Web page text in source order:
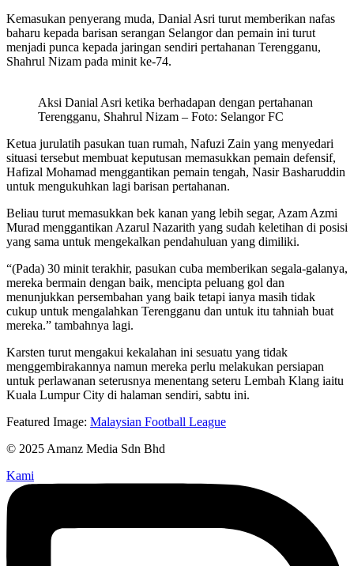
Kemasukan penyerang muda, Danial Asri turut memberikan nafas
baharu kepada barisan serangan Selangor dan pemain ini turut
menjadi punca kepada jaringan sendiri pertahanan Terengganu,
Shahrul Nizam pada minit ke-74.
Aksi Danial Asri ketika berhadapan dengan pertahanan
Terengganu, Shahrul Nizam – Foto: Selangor FC
Ketua jurulatih pasukan tuan rumah, Nafuzi Zain yang menyedari
situasi tersebut membuat keputusan memasukkan pemain defensif,
Hafizal Mohamad menggantikan pemain tengah, Nasir Basharuddin
untuk mengukuhkan lagi barisan pertahanan.
Beliau turut memasukkan bek kanan yang lebih segar, Azam Azmi
Murad menggantikan Azarul Nazarith yang sudah keletihan di posisi
yang sama untuk mengekalkan pendahuluan yang dimiliki.
“(Pada) 30 minit terakhir, pasukan cuba memberikan segala-galanya,
mereka bermain dengan baik, mencipta peluang gol dan
menunjukkan persembahan yang baik tetapi ianya masih tidak
cukup untuk mengalahkan Terengganu dan untuk itu tahniah buat
mereka.” tambahnya lagi.
Karsten turut mengakui kekalahan ini sesuatu yang tidak
menggembirakannya namun mereka perlu melakukan persiapan
untuk perlawanan seterusnya menentang seteru Lembah Klang iaitu
Kuala Lumpur City di halaman sendiri, sabtu ini.
Featured Image: Malaysian Football League
© 2025 Amanz Media Sdn Bhd
Kami